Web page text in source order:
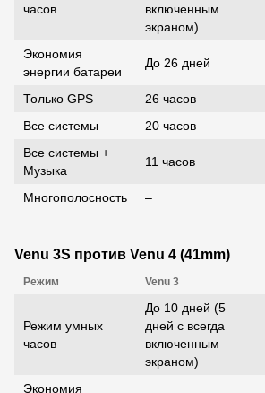
часов
включенным
экраном)
Экономия
энергии батареи
До 26 дней
Только GPS 26 часов
Все системы
20 часов
Все системы +
Музыка
11 часов
Многополосность –
Venu 3S против Venu 4 (41mm)
Режим Venu 3
Режим умных
часов
До 10 дней (5
дней с всегда
включенным
экраном)
Экономия